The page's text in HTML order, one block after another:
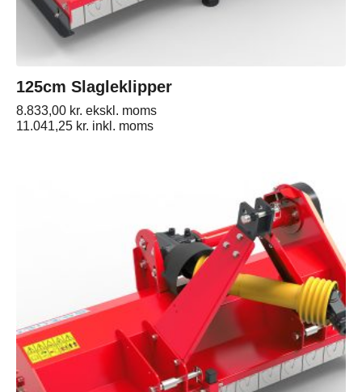
125cm Slagleklipper
8.833,00 kr. ekskl. moms
11.041,25 kr. inkl. moms